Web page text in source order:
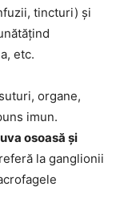
tincturi) și
etc.
organe,
imun.
osoasă și
la ganglionii